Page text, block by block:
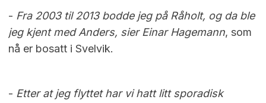
- Fra 2003 til 2013 bodde jeg på Råholt, og da ble
jeg kjent med Anders, sier Einar Hagemann, som
nå er bosatt i Svelvik.
- Etter at jeg flyttet har vi hatt litt sporadisk